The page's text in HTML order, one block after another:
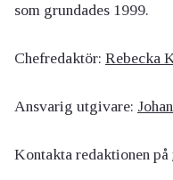
som grundades 1999.
Chefredaktör: Rebecka
Ansvarig utgivare:
Kontakta redaktionen på